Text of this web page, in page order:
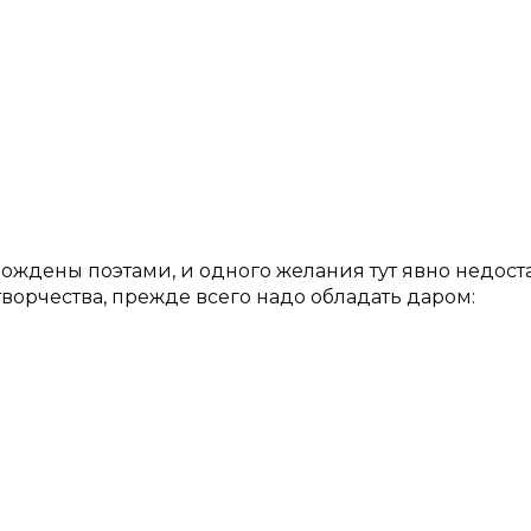
поэтами, и одного желания тут явно
прежде всего надо обладать даром: